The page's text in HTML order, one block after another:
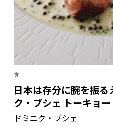
食
日本は存分に腕を振
ク・ブシェ トーキョー
ドミニク・ブシェ